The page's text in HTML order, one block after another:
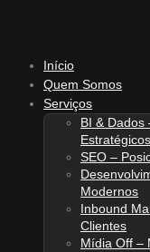
conteúdoInício
Quem Somos
Serviços
BI & Dados
Estratégicos
SEO –
Modernos
Inbound
Clientes
Mídia Off –